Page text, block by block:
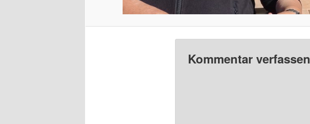
Kommentar verfassen